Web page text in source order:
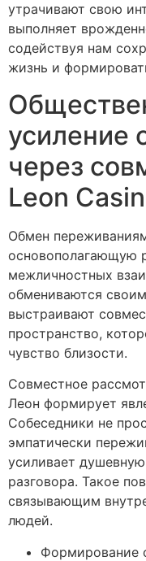
утрачивают свою
выполняет
содействуя нам
жизнь и
усиление
через
Leon
Обмен
основополагающую
межличностных
обмениваются
выстраивают
пространство,
чувство близости.
Совместное
Леон формирует
Собеседники не
эмпатически
усиливает
разговора. Такое
связывающим
людей.
Формирование